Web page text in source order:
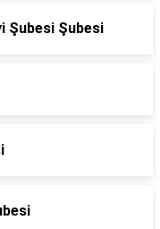
Şubesi Şubesi